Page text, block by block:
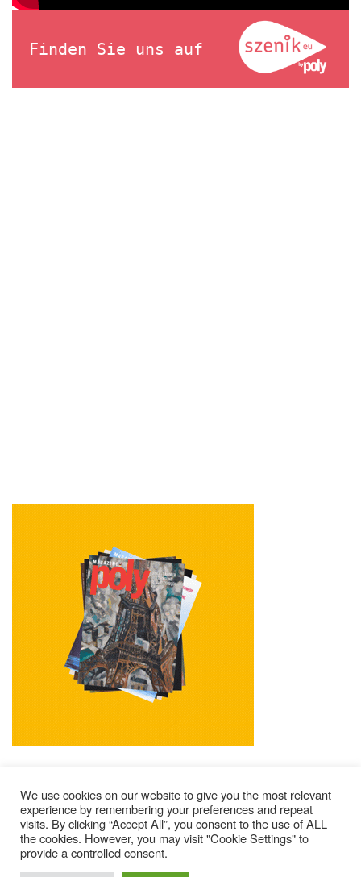
Finden Sie uns auf
Impressum Kontakt
Alle Ausgaben Lesen
POLY Abonnieren
We use cookies on our website to give you the most relevant
experience by remembering your preferences and repeat
visits. By clicking “Accept All”, you consent to the use of ALL
the cookies. However, you may visit "Cookie Settings" to
provide a controlled consent.